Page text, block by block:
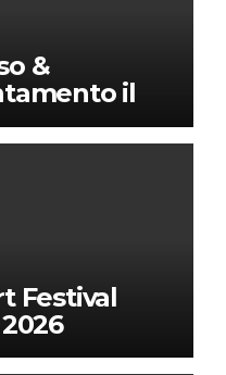
&
il
Blu con
Festival